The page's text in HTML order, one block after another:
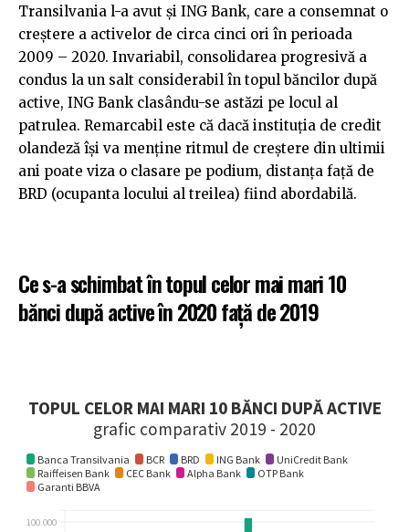
Transilvania l-a avut și ING Bank, care a consemnat o
creștere a activelor de circa cinci ori în perioada
2009 – 2020. Invariabil, consolidarea progresivă a
condus la un salt considerabil în topul băncilor după
active, ING Bank clasându-se astăzi pe locul al
patrulea. Remarcabil este că dacă instituția de credit
olandeză își va menține ritmul de creștere din ultimii
ani poate viza o clasare pe podium, distanța față de
BRD (ocupanta locului al treilea) fiind abordabilă.
Ce s-a schimbat în topul celor mai mari 10
bănci după active în 2020 față de 2019